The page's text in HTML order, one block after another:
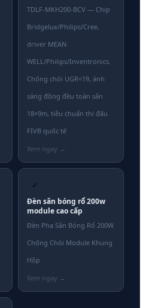
TDLF-MKH200-BCV — Chip
Bridgelux/Philips/Cree,
driver MEAN
WELL/Philips/Inventronics.
Chống chói UGR<19, ánh
sáng đồng đều toàn sân
18×9m, tiêu chuẩn thi đấu
FIVB quốc tế
✓
Đèn sân bóng rổ 200w
module cao cấp
Đèn Pha Sân Bóng Rổ 200W
Chống Chói Module Khung
Hộp